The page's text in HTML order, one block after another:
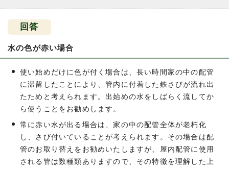
回答
水の色が赤い場合
使い始めだけに色が付く場合は、長い時間家の中の配管
に滞留したことにより、管内に付着した鉄さびが流れ出
たためと考えられます。出始めの水をしばらく流してか
ら使うことをお勧めします。
常に赤い水が出る場合は、家の中の配管全体が老朽化
し、さび付いていることが考えられます。その場合は配
管のお取り替えをお勧めいたしますが、屋内配管に使用
される管は数種類ありますので、その特徴を理解した上